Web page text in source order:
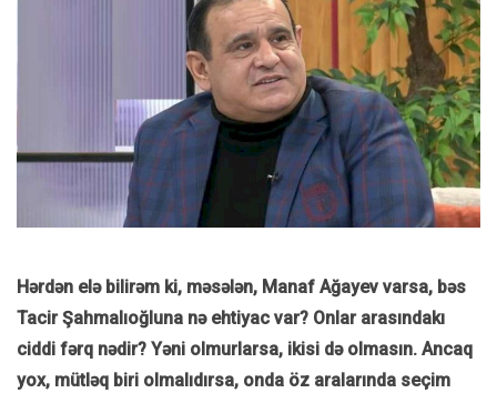
Hərdən elə bilirəm ki, məsələn, Manaf Ağayev varsa, bəs
Tacir Şahmalıoğluna nə ehtiyac var? Onlar arasındakı
ciddi fərq nədir? Yəni olmurlarsa, ikisi də olmasın. Ancaq
yox, mütləq biri olmalıdırsa, onda öz aralarında seçim